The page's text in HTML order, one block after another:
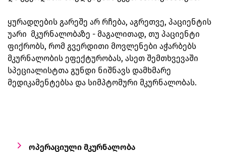
ყურადღების გარეშე არ რჩება, აგრეთვე, პაციენტის
უარი მკურნალობაზე - მაგალითად, თუ პაციენტი
ფიქრობს, რომ გვერდითი მოვლენები აჭარბებს
მკურნალობის ეფექტურობას, ასეთ შემთხვევაში
სპეციალისტთა გუნდი ნიშნავს დამხმარე
მედიკამენტებსა და სიმპტომური მკურნალობას.
ოპერაციული მკურნალობა